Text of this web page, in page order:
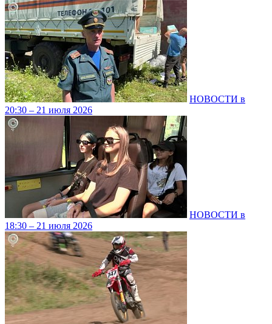
НОВОСТИ в
20:30 – 21 июля 2026
НОВОСТИ в
18:30 – 21 июля 2026